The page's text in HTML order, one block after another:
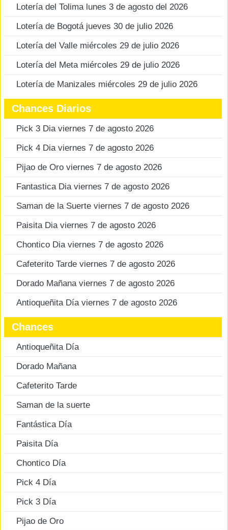
Lotería del Tolima lunes 3 de agosto del 2026
Lotería de Bogotá jueves 30 de julio 2026
Lotería del Valle miércoles 29 de julio 2026
Lotería del Meta miércoles 29 de julio 2026
Lotería de Manizales miércoles 29 de julio 2026
Chances Diarios
Pick 3 Dia viernes 7 de agosto 2026
Pick 4 Dia viernes 7 de agosto 2026
Pijao de Oro viernes 7 de agosto 2026
Fantastica Dia viernes 7 de agosto 2026
Saman de la Suerte viernes 7 de agosto 2026
Paisita Dia viernes 7 de agosto 2026
Chontico Dia viernes 7 de agosto 2026
Cafeterito Tarde viernes 7 de agosto 2026
Dorado Mañana viernes 7 de agosto 2026
Antioqueñita Día viernes 7 de agosto 2026
Chances
Antioqueñita Día
Dorado Mañana
Cafeterito Tarde
Saman de la suerte
Fantástica Día
Paisita Día
Chontico Día
Pick 4 Día
Pick 3 Día
Pijao de Oro